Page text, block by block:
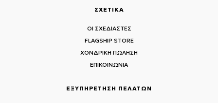
ΣΧΕΤΙΚΑ
ΟΙ ΣΧΕΔΙΑΣΤΕΣ
FLAGSHIP STORE
ΧΟΝΔΡΙΚΗ ΠΩΛΗΣΗ
ΕΠΙΚΟΙΝΩΝΙΑ
ΕΞΥΠΗΡΕΤΗΣΗ ΠΕΛΑΤΩΝ